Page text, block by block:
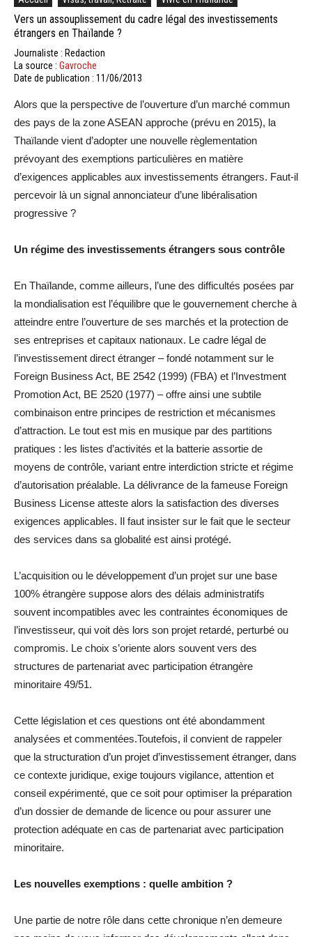
Vers un assouplissement du cadre légal des investissements
étrangers en Thaïlande ?
Journaliste : Redaction
La source : Gavroche
Date de publication : 11/06/2013
Alors que la perspective de l’ouverture d’un marché commun
des pays de la zone ASEAN approche (prévu en 2015), la
Thaïlande vient d’adopter une nouvelle règlementation
prévoyant des exemptions particulières en matière
d’exigences applicables aux investissements étrangers. Faut-il
percevoir là un signal annonciateur d’une libéralisation
progressive ?
Un régime des investissements étrangers sous contrôle
En Thaïlande, comme ailleurs, l’une des difficultés posées par
la mondialisation est l’équilibre que le gouvernement cherche à
atteindre entre l’ouverture de ses marchés et la protection de
ses entreprises et capitaux nationaux. Le cadre légal de
l’investissement direct étranger – fondé notamment sur le
Foreign Business Act, BE 2542 (1999) (FBA) et l’Investment
Promotion Act, BE 2520 (1977) – offre ainsi une subtile
combinaison entre principes de restriction et mécanismes
d’attraction. Le tout est mis en musique par des partitions
pratiques : les listes d’activités et la batterie assortie de
moyens de contrôle, variant entre interdiction stricte et régime
d’autorisation préalable. La délivrance de la fameuse Foreign
Business License atteste alors la satisfaction des diverses
exigences applicables. Il faut insister sur le fait que le secteur
des services dans sa globalité est ainsi protégé.
L’acquisition ou le développement d’un projet sur une base
100% étrangère suppose alors des délais administratifs
souvent incompatibles avec les contraintes économiques de
l’investisseur, qui voit dès lors son projet retardé, perturbé ou
compromis. Le choix s’oriente alors souvent vers des
structures de partenariat avec participation étrangère
minoritaire 49/51.
Cette législation et ces questions ont été abondamment
analysées et commentées.Toutefois, il convient de rappeler
que la structuration d’un projet d’investissement étranger, dans
ce contexte juridique, exige toujours vigilance, attention et
conseil expérimenté, que ce soit pour optimiser la préparation
d’un dossier de demande de licence ou pour assurer une
protection adéquate en cas de partenariat avec participation
minoritaire.
Les nouvelles exemptions : quelle ambition ?
Une partie de notre rôle dans cette chronique n’en demeure